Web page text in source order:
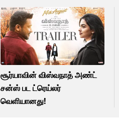
சூர்யாவின் விஸ்வநாத் அண்ட்
சன்ஸ் பட ட்ரெய்லர்
வெளியானது!